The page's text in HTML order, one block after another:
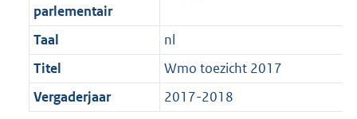
parlementair
Taal
nl
Titel
Wmo toezicht 2017
Vergaderjaar
2017-2018